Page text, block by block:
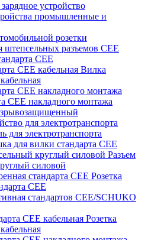
устройство
промышленные и
розетки
штепсельных разъемов CEE
CEE
Вилка
CEE накладного монтажа
для электротранспорта
для электротранспорта
для вилки стандарта CEE
Разъем
силовой
Розетка
CEE
стандартов CEE/SCHUKO
Розетка